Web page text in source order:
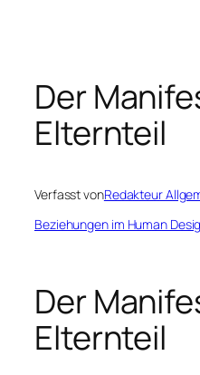
springen
Der
Elternteil
Verfasst vonRedakteur
Beziehungen im Human
Der
Elternteil